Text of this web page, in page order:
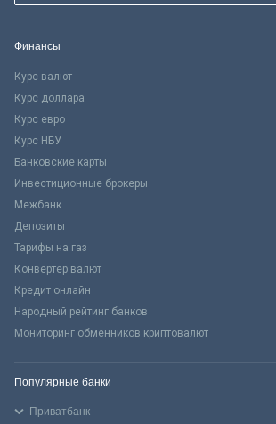
Финансы
Курс валют
Курс доллара
Курс евро
Курс НБУ
Банковские карты
Инвестиционные брокеры
Межбанк
Депозиты
Тарифы на газ
Конвертер валют
Кредит онлайн
Народный рейтинг банков
Мониторинг обменников криптовалют
Популярные банки
Приватбанк